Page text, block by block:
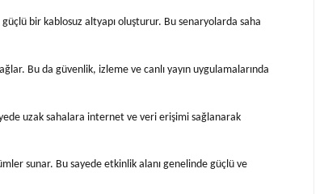
bir kablosuz altyapı oluşturur. Bu senaryolarda saha
Bu da güvenlik, izleme ve canlı yayın uygulamalarında
uzak sahalara internet ve veri erişimi sağlanarak
sunar. Bu sayede etkinlik alanı genelinde güçlü ve